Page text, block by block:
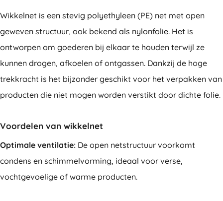
Wikkelnet is een stevig polyethyleen (PE) net met open
geweven structuur, ook bekend als nylonfolie. Het is
ontworpen om goederen bij elkaar te houden terwijl ze
kunnen drogen, afkoelen of ontgassen. Dankzij de hoge
trekkracht is het bijzonder geschikt voor het verpakken van
producten die niet mogen worden verstikt door dichte folie.
Voordelen van wikkelnet
Optimale ventilatie: De open netstructuur voorkomt
condens en schimmelvorming, ideaal voor verse,
vochtgevoelige of warme producten.